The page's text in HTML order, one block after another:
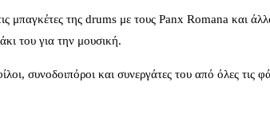
της drums με τους Panx Romana και
του για την μουσική.
συνοδοιπόροι και συνεργάτες του από όλες τις